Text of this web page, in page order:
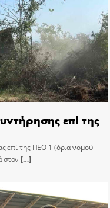
επί της
επί της ΠΕΟ 1 (όρια νομού
στον […]